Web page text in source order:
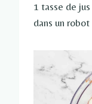
1 tasse de
dans un